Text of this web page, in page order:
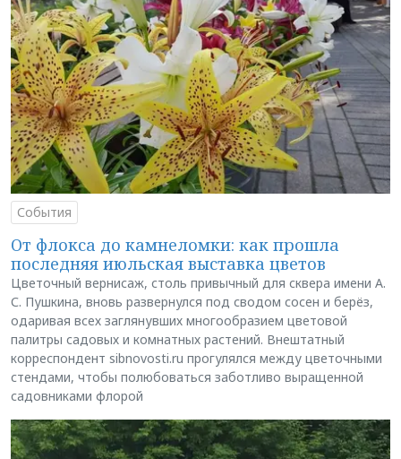
События
От флокса до камнеломки: как прошла
последняя июльская выставка цветов
Цветочный вернисаж, столь привычный для сквера имени А.
С. Пушкина, вновь развернулся под сводом сосен и берёз,
одаривая всех заглянувших многообразием цветовой
палитры садовых и комнатных растений. Внештатный
корреспондент sibnovosti.ru прогулялся между цветочными
стендами, чтобы полюбоваться заботливо выращенной
садовниками флорой